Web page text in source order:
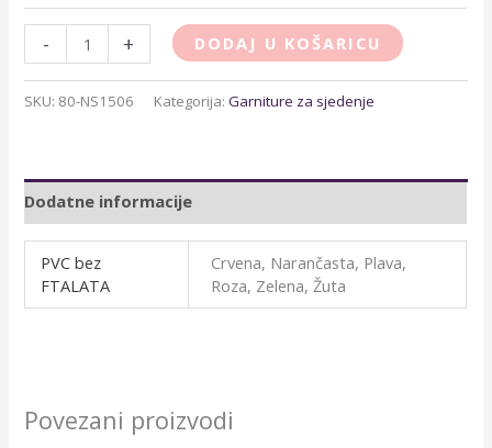
- + DODAJ U KOŠARICU
SKU: 80-NS1506 Kategorija:Garniture za sjedenje
Dodatne informacije
PVC bez
FTALATA
Crvena, Narančasta, Plava,
Roza, Zelena, Žuta
Povezani proizvodi